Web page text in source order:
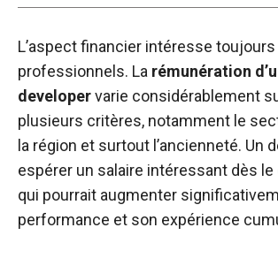
L’aspect financier intéresse
professionnels. La rémunération
developervarie considérablement
plusieurs critères, notamment le
la région et surtout l’ancienneté. Un
espérer un salaire intéressant dès le
qui pourrait augmenter
performance et son expérience